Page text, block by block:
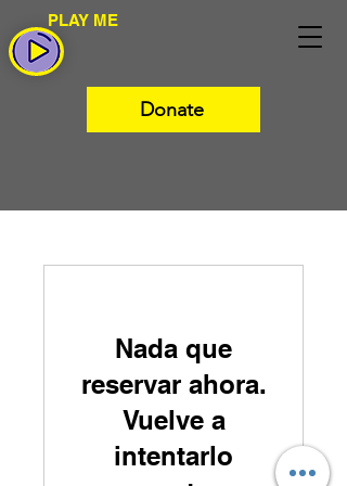
PLAY ME
Donate
Nada que
reservar ahora.
Vuelve a
intentarlo